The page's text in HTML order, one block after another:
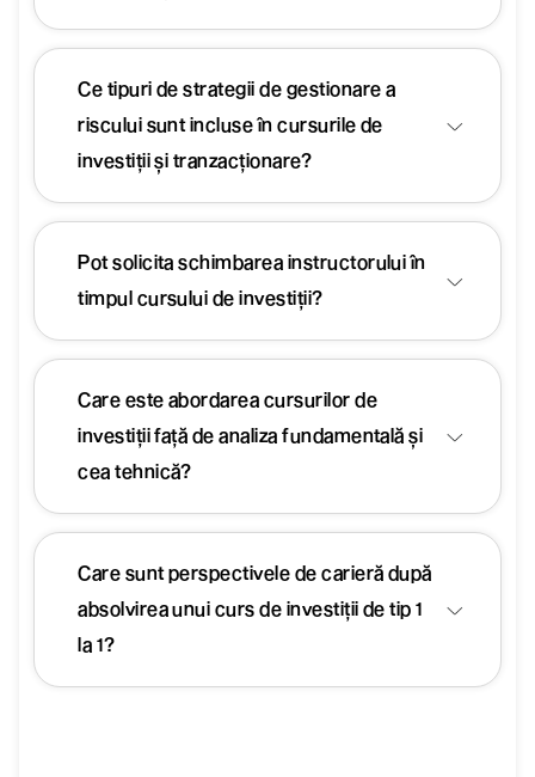
Ce tipuri de strategii de gestionare a
riscului sunt incluse în cursurile de
investiții și tranzacționare?
Pot solicita schimbarea instructorului în
timpul cursului de investiții?
Care este abordarea cursurilor de
investiții față de analiza fundamentală și
cea tehnică?
Care sunt perspectivele de carieră după
absolvirea unui curs de investiții de tip 1
la 1?